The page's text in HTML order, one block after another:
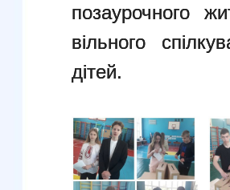
позаурочного
вільного
дітей.